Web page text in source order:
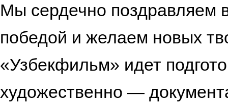
Мы сердечно поздравляем
победой и желаем новых
«Узбекфильм» идет
художественно —